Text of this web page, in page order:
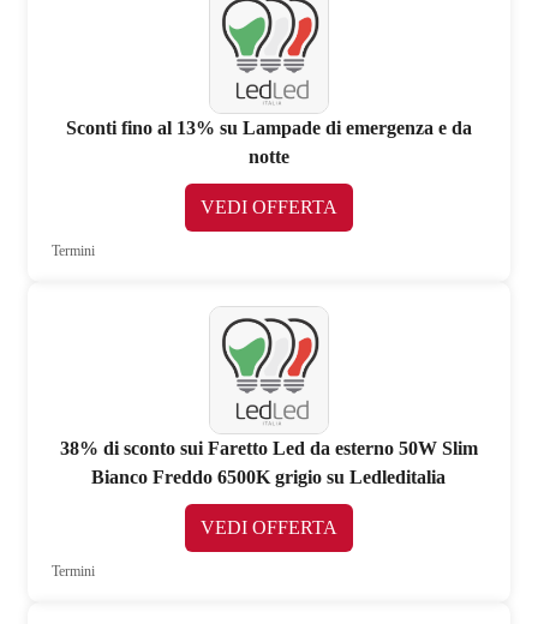
Sconti fino al 13% su Lampade di emergenza e da
notte
VEDI OFFERTA
Termini
38% di sconto sui Faretto Led da esterno 50W Slim
Bianco Freddo 6500K grigio su Ledleditalia
VEDI OFFERTA
Termini